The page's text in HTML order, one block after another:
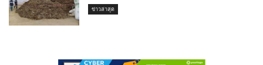
ข่าวล่าสุด